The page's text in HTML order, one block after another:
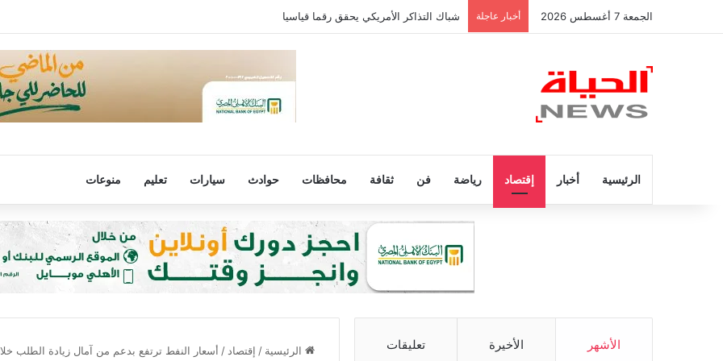
الجمعة 7 أغسطس 2026 أخبار عاجلة شباك التذاكر الأمريكي يحقق رقما قياسيا
الرئيسية أخبار إقتصاد رياضة فن ثقافة محافظات حوادث سيارات تعليم منوعات
الرئيسية / إقتصاد / أسعار النفط ترتفع بدعم من آمال زيادة الطلب الأشهر الأخيرة تعليقات